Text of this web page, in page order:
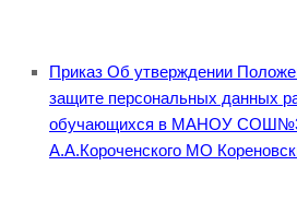
Приказ Об утверждении
защите персональных данных
обучающихся в МАНОУ
А.А.Короченского МО